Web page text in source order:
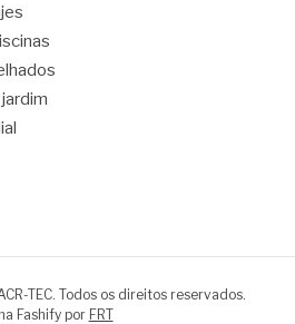
TEC. Todos os direitos reservados.
Fashify por FRT